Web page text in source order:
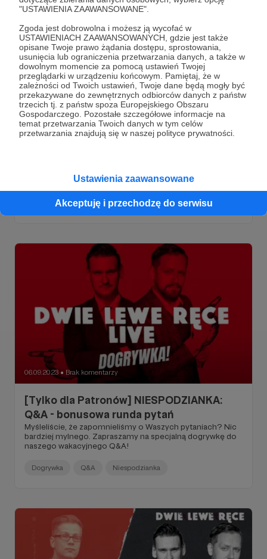
"USTAWIENIA ZAAWANSOWANE".
Zgoda jest dobrowolna i możesz ją wycofać w
USTAWIENIACH ZAAWANSOWANYCH, gdzie jest także
opisane Twoje prawo żądania dostępu, sprostowania,
usunięcia lub ograniczenia przetwarzania danych, a także w
dowolnym momencie za pomocą ustawień Twojej
przeglądarki w urządzeniu końcowym. Pamiętaj, że w
zależności od Twoich ustawień, Twoje dane będą mogły być
przekazywane do zewnętrznych odbiorców danych z państw
trzecich tj. z państw spoza Europejskiego Obszaru
Gospodarczego. Pozostałe szczegółowe informacje na
temat przetwarzania Twoich danych w tym celów
przetwarzania znajdują się w naszej polityce prywatności.
Ustawienia zaawansowane
Akceptuję i przechodzę do serwisu
19.09.2023 ● Brak komentarzy
[Tylko dla Patronów] Dogrywka po
komentarza i rozwinięcia, stąd tradycyjna [DOGRYWKA]
Dogrywka
06.09.2023 ● Brak komentarzy
[Tylko dla Patronów] NIESPODZIANKA:
Q&A - bonusowa runda pytań
Myśleliście, że zapomnieliśmy o Waszych pytaniach? Nic
bardziej mylnego. Zapraszamy na specjalną dogrywkę do
naszego wakacyjnego Q&A!
Dogrywka Q&A Niespodzianka